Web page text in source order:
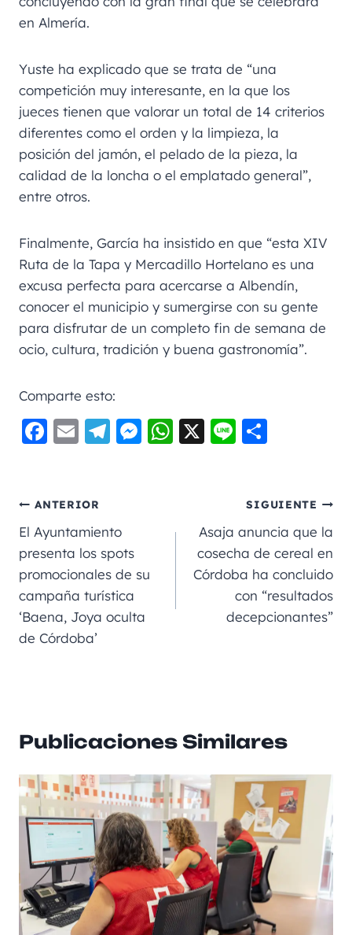
en Almería.
Yuste ha explicado que se trata de “una
competición muy interesante, en la que los
jueces tienen que valorar un total de 14 criterios
diferentes como el orden y la limpieza, la
posición del jamón, el pelado de la pieza, la
calidad de la loncha o el emplatado general”,
entre otros.
Finalmente, García ha insistido en que “esta XIV
Ruta de la Tapa y Mercadillo Hortelano es una
excusa perfecta para acercarse a Albendín,
conocer el municipio y sumergirse con su gente
para disfrutar de un completo fin de semana de
ocio, cultura, tradición y buena gastronomía”.
Comparte esto:
F
e
b
o
o
k
E
l
Te
m
M
er
W
A
X
Li
p
a
rt
ir
ANTERIOR
El Ayuntamiento
presenta los spots
promocionales de su
campaña turística
‘Baena, Joya oculta
de Córdoba’
SIGUIENTE
Asaja anuncia que la
cosecha de cereal en
Córdoba ha concluido
con “resultados
decepcionantes”
Publicaciones Similares